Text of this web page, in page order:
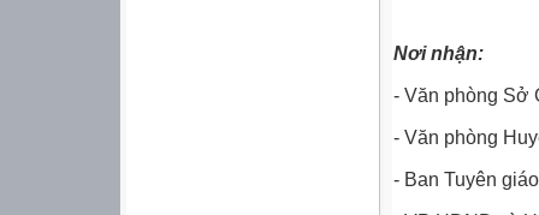
Nơi
- Văn phòng Sở
- Văn
- Ban Tuyên